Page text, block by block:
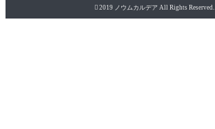
 2019 ノウムカルデア All Rights Reserved.